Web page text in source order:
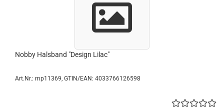
Nobby Halsband "Design Lilac"
Art.Nr.: mp11369 GTIN/EAN: 4033766126598